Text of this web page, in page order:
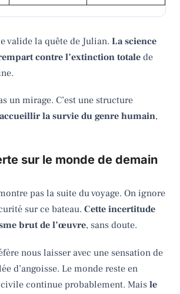
valide la quête de Julian. La science
contre l’extinction totale de
un mirage. C’est une structure
accueillir la survie du genre humain,
sur le monde de demain
pas la suite du voyage. On ignore
sur ce bateau. Cette incertitude
brut de l’œuvre, sans doute.
nous laisser avec une sensation de
d’angoisse. Le monde reste en
continue probablement. Maisle